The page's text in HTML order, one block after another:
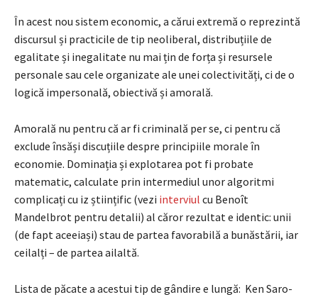
În acest nou sistem economic, a cărui extremă o reprezintă
discursul și practicile de tip neoliberal, distribuțiile de
egalitate și inegalitate nu mai țin de forța și resursele
personale sau cele organizate ale unei colectivități, ci de o
logică impersonală, obiectivă și amorală.
Amorală nu pentru că ar fi criminală per se, ci pentru că
exclude însăși discuțiile despre principiile morale în
economie. Dominația și explotarea pot fi probate
matematic, calculate prin intermediul unor algoritmi
complicați cu iz științific (vezi interviul cu Benoît
Mandelbrot pentru detalii) al căror rezultat e identic: unii
(de fapt aceeiași) stau de partea favorabilă a bunăstării, iar
ceilalți – de partea ailaltă.
Lista de păcate a acestui tip de gândire e lungă: Ken Saro-